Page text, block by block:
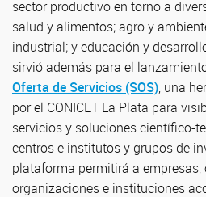
sector productivo en torno a
salud y alimentos; agro y
industrial; y educación y
sirvió además para el
Oferta de Servicios (SOS), una
por el CONICET La Plata para
servicios y soluciones científico-
centros e institutos y grupos de
plataforma permitirá a
organizaciones e instituciones